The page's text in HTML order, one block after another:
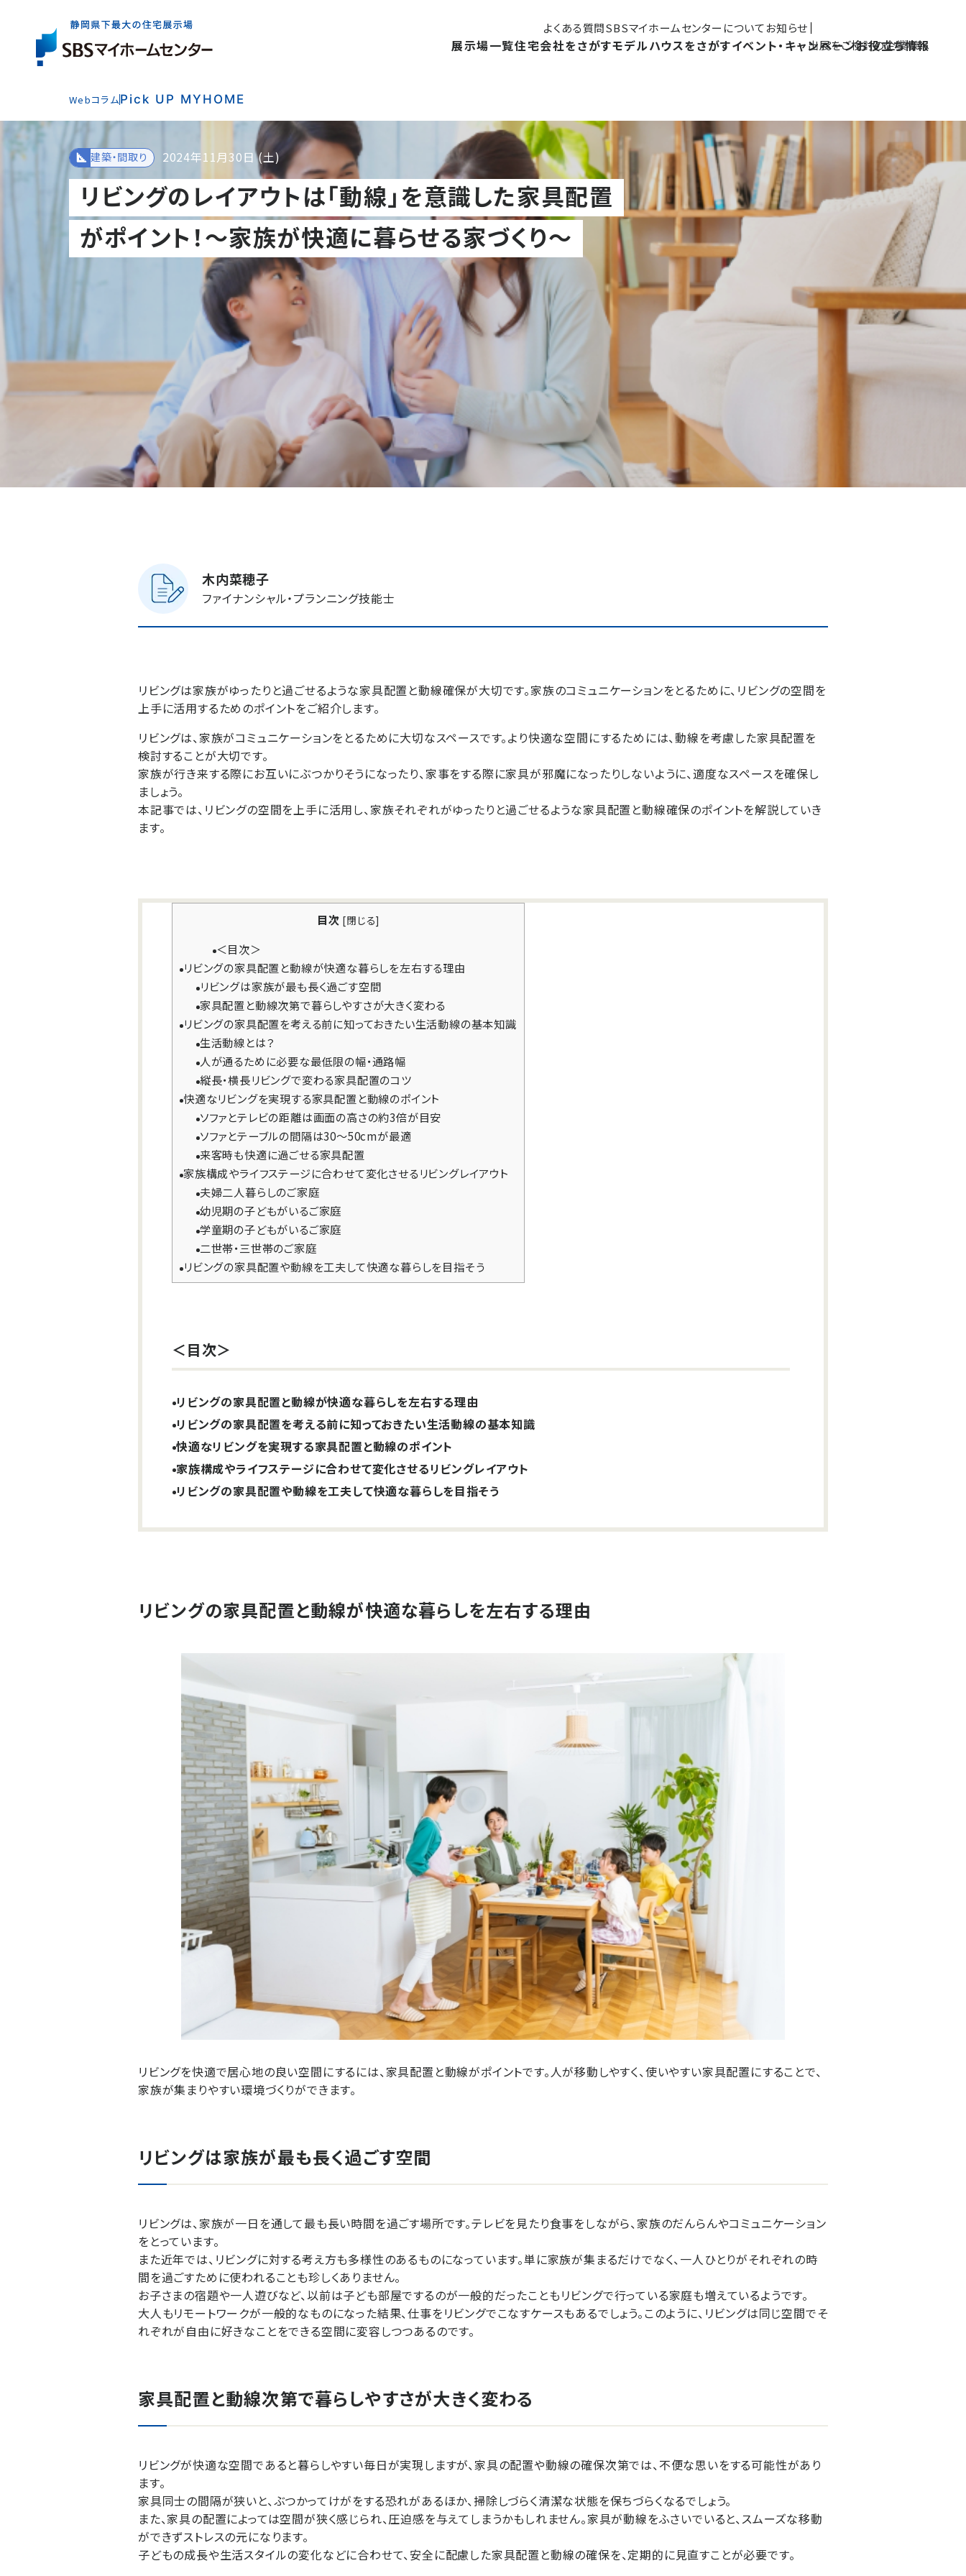
展示場一覧
展示場一覧
展示場は県内全域に6か所。
まずはお近くの展示場へお気軽にお越しください！
展示場一覧トップ
御殿場展示場 三島展示場 富士展示場
静岡展示場 藤枝展示場 浜松展示場
住宅会社をさがす
住宅会社をさがす
出展している住宅会社は約40社。
ご家族にぴったりの特徴やテイストの住宅会社を
お探しいただけます。
住宅会社検索 施工事例
モデルハウスをさがすイベント・キャンペーン
イベント・キャンペーン
気軽に、効率よく住まいづくりを検討いただけるイベントや、
ご成約者の方へのプレゼントキャンペーンなど、
マイホームをお考えのご家族に嬉しい企画をご案内します。
イベント・キャンペーントップ
モデルハウス
見学予約キャンペーン
モデルハウス
1DAY見学フリーパス
新築ご成約
キャンペーン
展示場イベント モデルハウスイベント
モデルハウスインフォメーション
お役立ち情報
お役立ち情報
住まいづくりの基礎知識やコラム、資金情報など
住まいの検討からアフターケアまで、
知っておきたいお役立ち情報をご案内します。
はじめての住まいづくり講座 Pick UP MYHOME
住まいに関する補助金・助成金
よくある質問SBSマイホームセンターについてお知らせ
出展をご検討の企業様へ
WebコラムPick UP MYHOME
建築・間取り 2024年11月30日 (土)
リビングのレイアウトは「動線」を意識した家具配置
がポイント！～家族が快適に暮らせる家づくり～
木内菜穂子
ファイナンシャル・プランニング技能士
リビングは家族がゆったりと過ごせるような家具配置と動線確保が大切です。家族のコミュニケーションをとるために、リビングの空間を
上手に活用するためのポイントをご紹介します。
リビングは、家族がコミュニケーションをとるために大切なスペースです。より快適な空間にするためには、動線を考慮した家具配置を
検討することが大切です。
家族が行き来する際にお互いにぶつかりそうになったり、家事をする際に家具が邪魔になったりしないように、適度なスペースを確保し
ましょう。
本記事では、リビングの空間を上手に活用し、家族それぞれがゆったりと過ごせるような家具配置と動線確保のポイントを解説していき
ます。
目次 [閉じる]
＜目次＞
リビングの家具配置と動線が快適な暮らしを左右する理由
リビングは家族が最も長く過ごす空間
家具配置と動線次第で暮らしやすさが大きく変わる
リビングの家具配置を考える前に知っておきたい生活動線の基本知識
生活動線とは？
人が通るために必要な最低限の幅・通路幅
縦長・横長リビングで変わる家具配置のコツ
快適なリビングを実現する家具配置と動線のポイント
ソファとテレビの距離は画面の高さの約3倍が目安
ソファとテーブルの間隔は30～50cmが最適
来客時も快適に過ごせる家具配置
家族構成やライフステージに合わせて変化させるリビングレイアウト
夫婦二人暮らしのご家庭
幼児期の子どもがいるご家庭
学童期の子どもがいるご家庭
二世帯・三世帯のご家庭
リビングの家具配置や動線を工夫して快適な暮らしを目指そう
＜目次＞
リビングの家具配置と動線が快適な暮らしを左右する理由
リビングの家具配置を考える前に知っておきたい生活動線の基本知識
快適なリビングを実現する家具配置と動線のポイント
家族構成やライフステージに合わせて変化させるリビングレイアウト
リビングの家具配置や動線を工夫して快適な暮らしを目指そう
リビングの家具配置と動線が快適な暮らしを左右する理由
リビングを快適で居心地の良い空間にするには、家具配置と動線がポイントです。人が移動しやすく、使いやすい家具配置にすることで、
家族が集まりやすい環境づくりができます。
リビングは家族が最も長く過ごす空間
リビングは、家族が一日を通して最も長い時間を過ごす場所です。テレビを見たり食事をしながら、家族のだんらんやコミュニケーション
をとっています。
また近年では、リビングに対する考え方も多様性のあるものになっています。単に家族が集まるだけでなく、一人ひとりがそれぞれの時
間を過ごすために使われることも珍しくありません。
お子さまの宿題や一人遊びなど、以前は子ども部屋でするのが一般的だったこともリビングで行っている家庭も増えているようです。
大人もリモートワークが一般的なものになった結果、仕事をリビングでこなすケースもあるでしょう。このように、リビングは同じ空間でそ
れぞれが自由に好きなことをできる空間に変容しつつあるのです。
家具配置と動線次第で暮らしやすさが大きく変わる
リビングが快適な空間であると暮らしやすい毎日が実現しますが、家具の配置や動線の確保次第では、不便な思いをする可能性があり
ます。
家具同士の間隔が狭いと、ぶつかってけがをする恐れがあるほか、掃除しづらく清潔な状態を保ちづらくなるでしょう。
また、家具の配置によっては空間が狭く感じられ、圧迫感を与えてしまうかもしれません。家具が動線をふさいでいると、スムーズな移動
ができずストレスの元になります。
子どもの成長や生活スタイルの変化などに合わせて、安全に配慮した家具配置と動線の確保を、定期的に見直すことが必要です。